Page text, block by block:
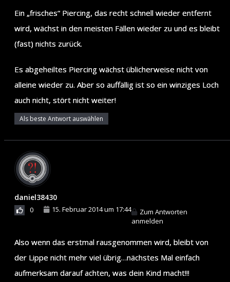
Ein „frisches“ Piercing, das recht schnell wieder entfernt
wird, wächst in den meisten Fällen wieder zu und es bleibt
(fast) nichts zurück.
Es abgeheiltes Piercing wächst üblicherweise nicht von
alleine wieder zu. Aber so auffällig ist so ein winziges Loch
auch nicht, stört nicht weiter!
Als beste Antwort auswählen
daniel38430
0 15. Februar 2014 um 17:44
Zum Antworten
anmelden
Also wenn das erstmal rausgenommen wird, bleibt von
der Lippe nicht mehr viel übrig…nächstes Mal einfach
aufmerksam darauf achten, was dein Kind macht!!!